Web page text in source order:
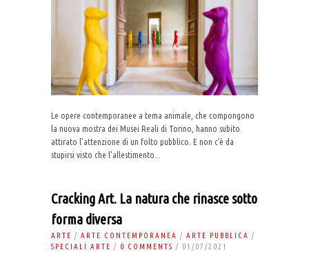
Le opere contemporanee a tema animale, che compongono
la nuova mostra dei Musei Reali di Torino, hanno subito
attirato l’attenzione di un folto pubblico. E non c’è da
stupirsi visto che l’allestimento...
Cracking Art. La natura che rinasce sotto
forma diversa
ARTE / ARTE CONTEMPORANEA / ARTE PUBBLICA /
SPECIALI ARTE / 0 COMMENTS / 01/07/2021